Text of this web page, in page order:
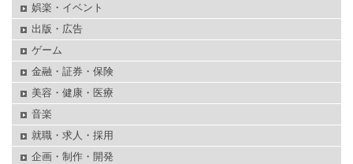
娯楽・イベント
出版・広告
ゲーム
金融・証券・保険
美容・健康・医療
音楽
就職・求人・採用
企画・制作・開発